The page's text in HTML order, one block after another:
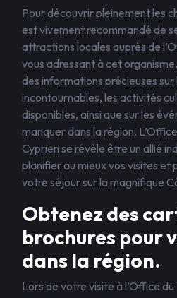
Pour découvrir pleinement les
est vivement recommandé de
attractions locales auprès de
vous adressant à cet
des informations précieuses
incontournables, les activités
disponibles, ainsi que sur les
manquer dans la région.
Cyprien se révèle être un allié
planifier au mieux vos visites
votre séjour sur la magnifique
Obtenez des
brochures pour
dans la région.
Lors de votre visite à l’Office